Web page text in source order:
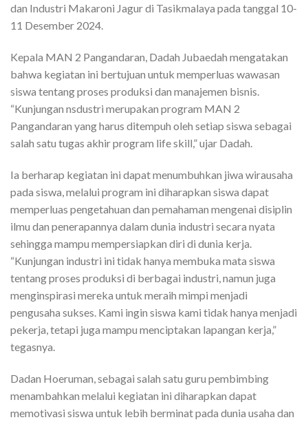
dan Industri Makaroni Jagur di Tasikmalaya pada tanggal 10-
11 Desember 2024.
Kepala MAN 2 Pangandaran, Dadah Jubaedah mengatakan
bahwa kegiatan ini bertujuan untuk memperluas wawasan
siswa tentang proses produksi dan manajemen bisnis.
“Kunjungan nsdustri merupakan program MAN 2
Pangandaran yang harus ditempuh oleh setiap siswa sebagai
salah satu tugas akhir program life skill,” ujar Dadah.
Ia berharap kegiatan ini dapat menumbuhkan jiwa wirausaha
pada siswa, melalui program ini diharapkan siswa dapat
memperluas pengetahuan dan pemahaman mengenai disiplin
ilmu dan penerapannya dalam dunia industri secara nyata
sehingga mampu mempersiapkan diri di dunia kerja.
“Kunjungan industri ini tidak hanya membuka mata siswa
tentang proses produksi di berbagai industri, namun juga
menginspirasi mereka untuk meraih mimpi menjadi
pengusaha sukses. Kami ingin siswa kami tidak hanya menjadi
pekerja, tetapi juga mampu menciptakan lapangan kerja,”
tegasnya.
Dadan Hoeruman, sebagai salah satu guru pembimbing
menambahkan melalui kegiatan ini diharapkan dapat
memotivasi siswa untuk lebih berminat pada dunia usaha dan